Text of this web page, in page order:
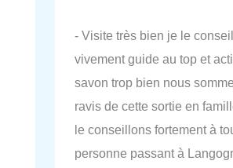
- Visite très bien je le
vivement guide au top et
savon trop bien nous
ravis de cette sortie en
le conseillons fortement à
personne passant à